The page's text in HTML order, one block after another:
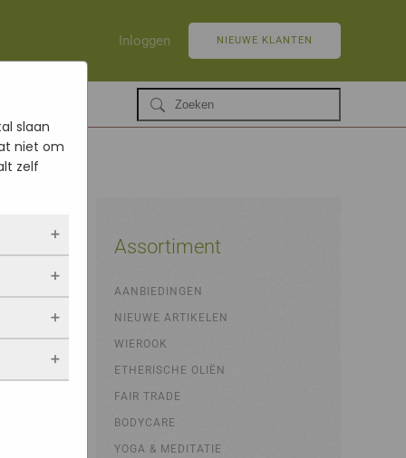
Inloggen NIEUWE KLANTEN
Assortiment
AANBIEDINGEN
NIEUWE ARTIKELEN
WIEROOK
ETHERISCHE OLIËN
FAIR TRADE
BODYCARE
YOGA & MEDITATIE
slaan
niet om
zelf
als jij
blijven
Als je